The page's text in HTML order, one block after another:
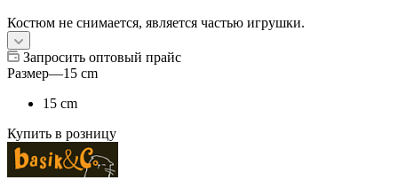
Костюм не снимается, является частью игрушки.
Запросить оптовый прайс
Размер—15 cm
15 cm
Купить в розницу